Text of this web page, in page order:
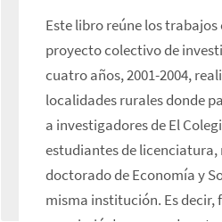
Este libro reúne los trabajos
proyecto colectivo de
cuatro años, 2001-2004,
localidades rurales donde
a investigadores de El
estudiantes de licenciatura,
doctorado de Economía y
misma institución. Es decir,